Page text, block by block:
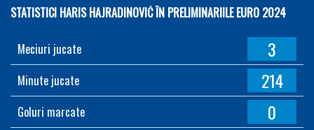
STATISTICI HARIS HAJRADINOVIĆ ÎN PRELIMINARIILE EURO 2024
Meciuri jucate 3
Minute jucate 214
Goluri marcate 0